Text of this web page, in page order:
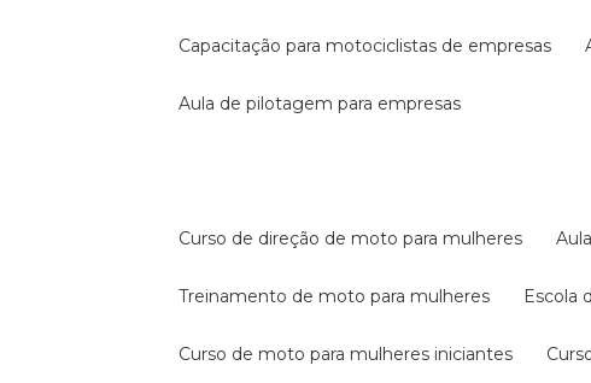
capacitação para motociclistas de empresas
aula de pilotagem para empresas
curso de direção de moto para mulheres
treinamento de moto para mulheres
curso de moto para mulheres iniciantes